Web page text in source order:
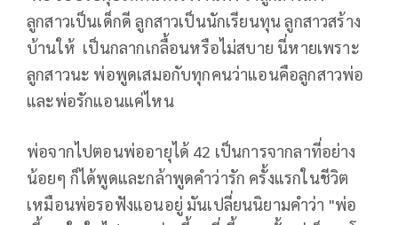
ลูกสาวเป็นเด็กดี ลูกสาวเป็นนักเรียนทุน ลูกสาวสร้าง
บ้านให้ เป็นกลากเกลื้อนหรือไม่สบาย นี่หายเพราะ
ลูกสาวนะ พ่อพูดเสมอกับทุกคนว่าแอนคือลูกสาวพ่อ
และพ่อรักแอนแค่ไหน
พ่อจากไปตอนพ่ออายุได้ 42 เป็นการจากลาที่อย่าง
น้อยๆ ก็ได้พูดและกล้าพูดคำว่ารัก ครั้งแรกในชีวิต
เหมือนพ่อรอฟังแอนอยู่ มันเปลี่ยนนิยามคำว่า "พ่อ